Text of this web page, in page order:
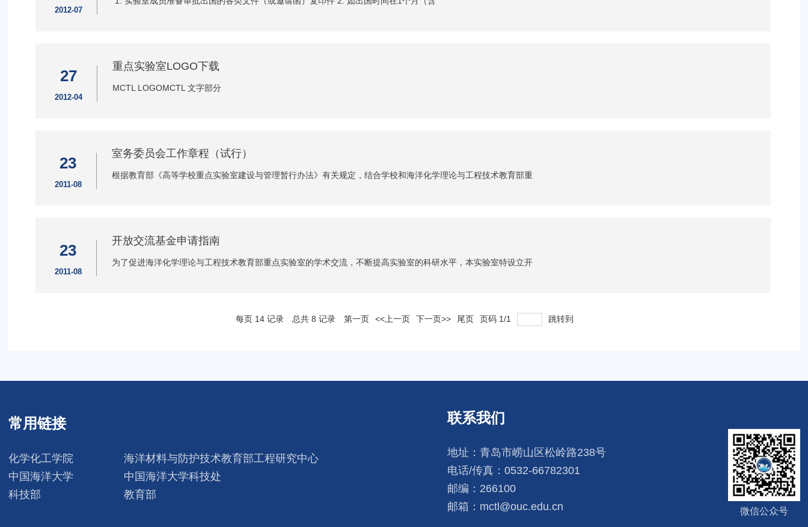
2012-07
27
2012-04
重点实验室LOGO下载
MCTL LOGOMCTL 文字部分
23
2011-08
室务委员会工作章程（试行）
根据教育部《高等学校重点实验室建设与管理暂行办法》有关规定，结合学校和海洋化学理论与工程技术教育部重
23
2011-08
开放交流基金申请指南
为了促进海洋化学理论与工程技术教育部重点实验室的学术交流，不断提高实验室的科研水平，本实验室特设立开
每页 14 记录 总共 8 记录 第一页 <<上一页 下一页>> 尾页 页码 1/1 跳转到
常用链接
化学化工学院
海洋材料与防护技术教育部工程研究中心
中国海洋大学
中国海洋大学科技处
科技部
教育部
联系我们
地址：青岛市崂山区松岭路238号
电话/传真：0532-66782301
邮编：266100
邮箱：mctl@ouc.edu.cn
微信公众号